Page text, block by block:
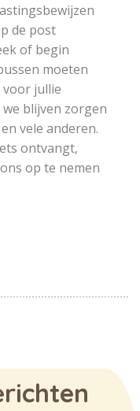
de post
of begin
moeten
jullie
blijven zorgen
vele anderen.
ontvangt,
op te nemen